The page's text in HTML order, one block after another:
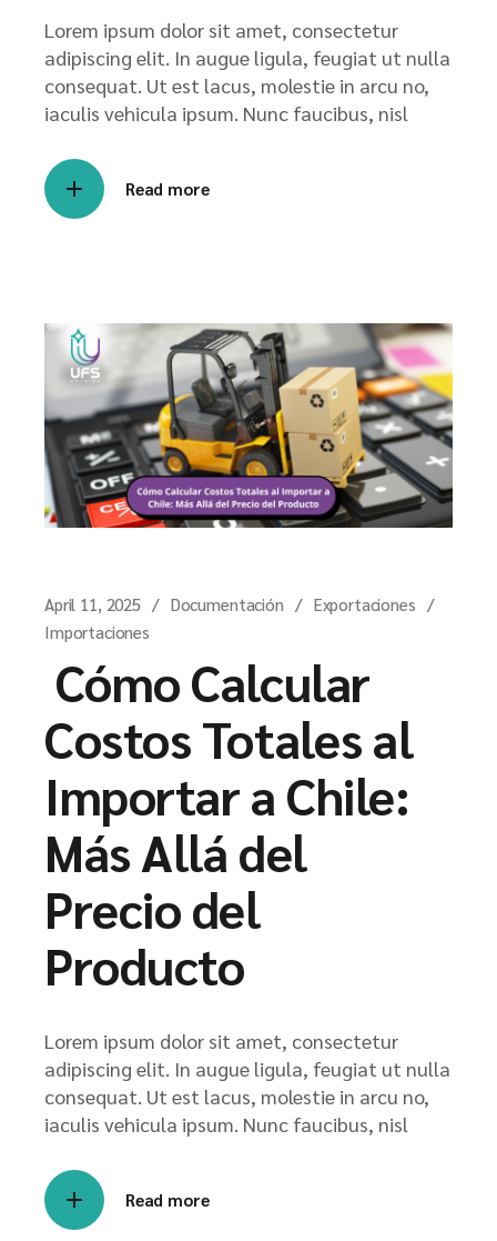
Lorem ipsum dolor sit amet, consectetur
adipiscing elit. In augue ligula, feugiat ut nulla
consequat. Ut est lacus, molestie in arcu no,
iaculis vehicula ipsum. Nunc faucibus, nisl
Read more
April 11, 2025 Documentación
Exportaciones
Importaciones
Cómo Calcular
Costos Totales al
Importar a Chile:
Más Allá del
Precio del
Producto
Lorem ipsum dolor sit amet, consectetur
adipiscing elit. In augue ligula, feugiat ut nulla
consequat. Ut est lacus, molestie in arcu no,
iaculis vehicula ipsum. Nunc faucibus, nisl
Read more